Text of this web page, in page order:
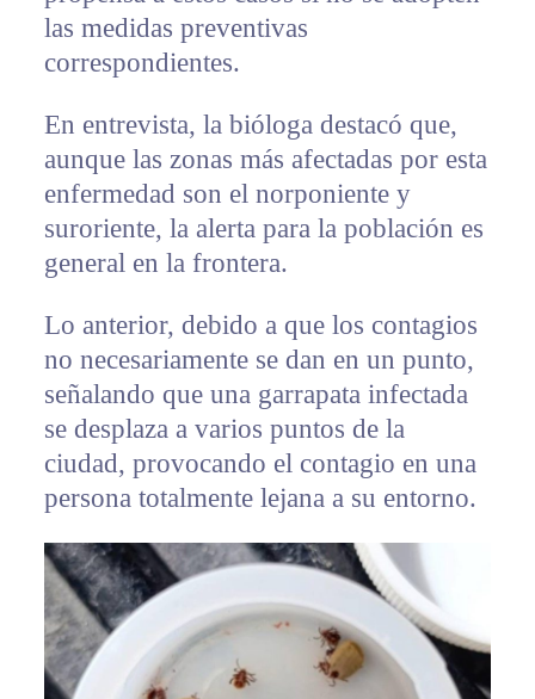
las medidas preventivas
correspondientes.
En entrevista, la bióloga destacó que,
aunque las zonas más afectadas por esta
enfermedad son el norponiente y
suroriente, la alerta para la población es
general en la frontera.
Lo anterior, debido a que los contagios
no necesariamente se dan en un punto,
señalando que una garrapata infectada
se desplaza a varios puntos de la
ciudad, provocando el contagio en una
persona totalmente lejana a su entorno.